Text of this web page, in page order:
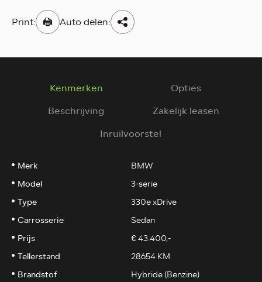
Print: Auto delen:
Kenmerken
Opties
Beschrijving
Zakelijk leasen
Inruilvoorstel
Merk
BMW
Model
3-serie
Type
330e xDrive
Carrosserie
Sedan
Prijs
€ 43.400,-
Tellerstand
28654 KM
Brandstof
Hybride (Benzine)